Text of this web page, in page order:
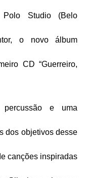
Studio (Belo
o novo álbum
CD “Guerreiro,
percussão e uma
dos objetivos desse
canções inspiradas